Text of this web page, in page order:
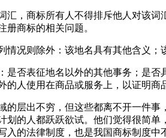
，商标所有人不得排斥他人对该
商标的相关问题。
况则除外：该地名具有其他含义
否表征地名以外的其他事务；是
人使用在商品或服务上，以证明
层出不穷，但这些都离不开一件
的人都跃跃欲试。他们觉得很简
的法律制度，也是我国商标制度